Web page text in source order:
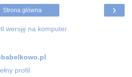
›
Strona główna
wersję na komputer
profil